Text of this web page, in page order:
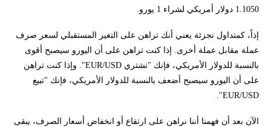
1.1050 دولار أمريكي لشراء 1 يورو.
إذاً، كمتداول تجزئة يعني أنك تراهن على التغير المستقبلي لسعر صرف
عملة مقابل عملة أخرى. إذا كنت تراهن على أن اليورو سيصبح أقوى
بالنسبة للدولار الأمريكي، فإنك "تشتري EUR/USD". وإذا كنت تراهن
على أن اليورو سيصبح أضعف بالنسبة للدولار الأمريكي، فإنك "تبيع
EUR/USD".
الآن بعد أن فهمنا أننا نراهن على ارتفاع أو انخفاض أسعار الصرف، يبقى